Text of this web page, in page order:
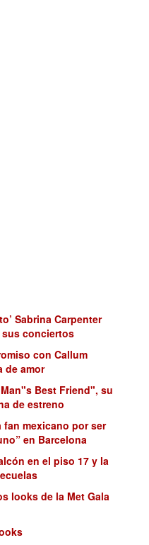
Sabrina Carpenter
conciertos
con Callum
de amor
Best Friend", su
de estreno
fan mexicano por ser
en Barcelona
en el piso 17 y la
looks de la Met Gala